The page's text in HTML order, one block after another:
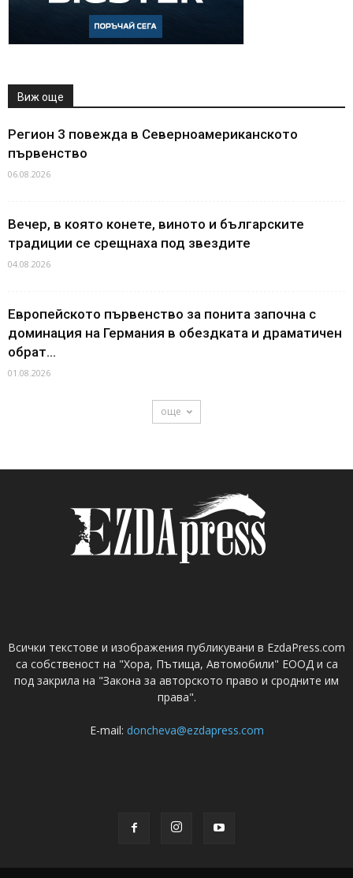
Виж още
Регион 3 повежда в Северноамериканското
първенство
06.08.2026
Вечер, в която конете, виното и българските
традиции се срещнаха под звездите
04.08.2026
Европейското първенство за понита започна с
доминация на Германия в обездката и драматичен
обрат...
01.08.2026
още
Всички текстове и изображения публикувани в EzdaPress.com
са собственост на "Хора, Пътища, Автомобили" ЕООД и са
под закрила на "Закона за авторското право и сродните им
права".
E-mail: doncheva@ezdapress.com